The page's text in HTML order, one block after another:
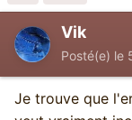
Vik
Posté(e) le
Je trouve que